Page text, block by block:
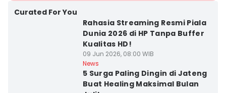
Curated For You
Rahasia Streaming Resmi Piala
Dunia 2026 di HP Tanpa Buffer
Kualitas HD!
09 Jun 2026, 08:00 WIB
News
5 Surga Paling Dingin di Jateng
Buat Healing Maksimal Bulan